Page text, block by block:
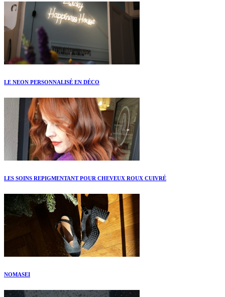
LE NEON PERSONNALISÉ EN DÉCO
LES SOINS REPIGMENTANT POUR CHEVEUX ROUX CUIVRÉ
NOMASEI